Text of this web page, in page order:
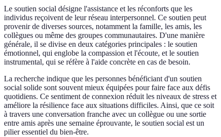
Le soutien social désigne l'assistance et les réconforts que les
individus reçoivent de leur réseau interpersonnel. Ce soutien peut
provenir de diverses sources, notamment la famille, les amis, les
collègues ou même des groupes communautaires. D'une manière
générale, il se divise en deux catégories principales : le soutien
émotionnel, qui englobe la compassion et l'écoute, et le soutien
instrumental, qui se réfère à l'aide concrète en cas de besoin.
La recherche indique que les personnes bénéficiant d'un soutien
social solide sont souvent mieux équipées pour faire face aux défis
quotidiens. Ce sentiment de connexion réduit les niveaux de stress et
améliore la résilience face aux situations difficiles. Ainsi, que ce soit
à travers une conversation franche avec un collègue ou une sortie
entre amis après une semaine éprouvante, le soutien social est un
pilier essentiel du bien-être.